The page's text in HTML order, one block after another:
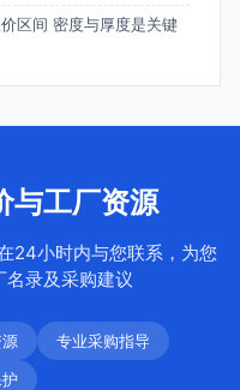
区间 密度与厚度是关键
与工厂资源
24小时内与您联系，为您
录及采购建议
专业采购指导